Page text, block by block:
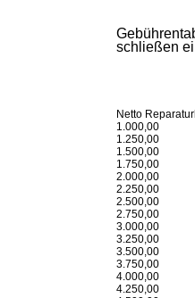
schließen
Netto
1.000,00
1.250,00
1.500,00
1.750,00
2.000,00
2.250,00
2.500,00
2.750,00
3.000,00
3.250,00
3.500,00
3.750,00
4.000,00
4.250,00